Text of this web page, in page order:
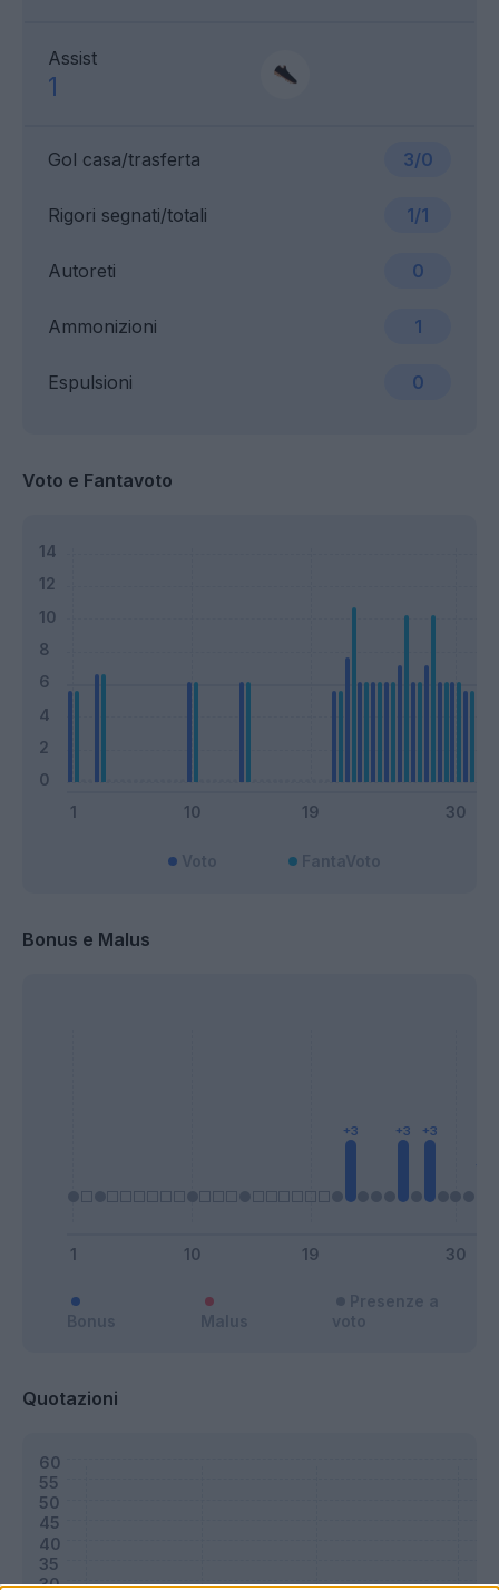
Assist
1
Gol casa/trasferta 3/0
Ammonizioni 1
Rigori segnati/totali 1/1
Espulsioni 0
Autoreti 0
Voto e Fantavoto
Bonus e Malus
Quotazioni